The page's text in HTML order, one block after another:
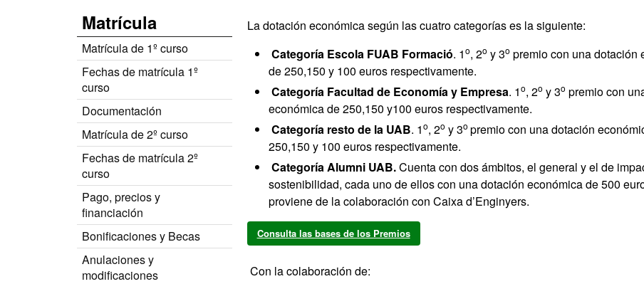
Matrícula
Matrícula de 1º curso
Fechas de matrícula 1º
curso
Documentación
Matrícula de 2º curso
Fechas de matrícula 2º
curso
Pago, precios y
financiación
Bonificaciones y Becas
Anulaciones y
modificaciones
La dotación económica según las cuatro categorías es la siguiente:
Categoría Escola FUAB Formació. 1o, 2o y 3o premio con una dotación
de 250,150 y 100 euros respectivamente.
Categoría Facultad de Economía y Empresa. 1o, 2o y 3o premio con
económica de 250,150 y100 euros respectivamente.
Categoría resto de la UAB. 1o, 2o y 3o premio con una dotación
250,150 y 100 euros respectivamente.
Categoría Alumni UAB.Cuenta con dos ámbitos, el general y el de
sostenibilidad, cada uno de ellos con una dotación económica de 500
proviene de la colaboración con Caixa d’Enginyers.
Consulta las bases de los Premios
Con la colaboración de: